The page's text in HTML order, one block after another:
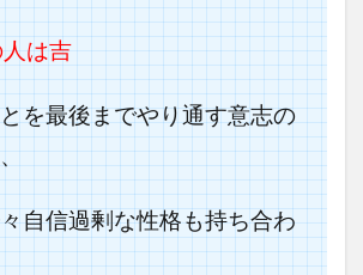
は吉
を最後までやり通す意志の
自信過剰な性格も持ち合わ